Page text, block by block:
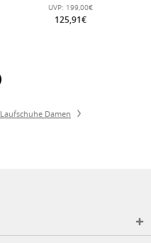
UVP: 199,00€
125,91€
Laufschuhe Damen